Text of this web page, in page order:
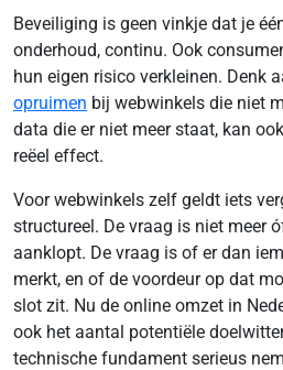
Beveiliging is geen vinkje dat je
onderhoud, continu. Ook
hun eigen risico verkleinen. Denk
opruimen bij webwinkels die niet
data die er niet meer staat, kan
reëel effect.
Voor webwinkels zelf geldt iets
structureel. De vraag is niet meer
aanklopt. De vraag is of er dan
merkt, en of de voordeur op dat
slot zit. Nu de online omzet in
ook het aantal potentiële
technische fundament serieus